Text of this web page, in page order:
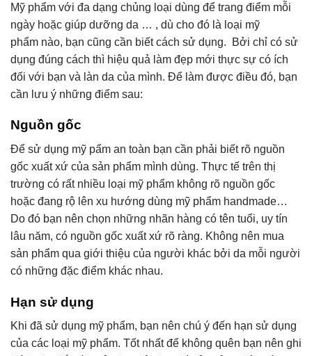
Mỹ phẩm với đa dạng chủng loại dùng để trang điểm mỗi
ngày hoặc giúp dưỡng da … , dù cho đó là loại mỹ
phẩm nào, bạn cũng cần biết cách sử dụng. Bởi chỉ có sử
dụng đúng cách thì hiệu quả làm đẹp mới thực sự có ích
đối với bạn và làn da của mình. Để làm được điều đó, bạn
cần lưu ý những điểm sau:
Nguồn gốc
Để sử dụng mỹ pẩm an toàn bạn cần phải biết rõ nguồn
gốc xuất xứ của sản phẩm mình dùng. Thực tế trên thị
trường có rất nhiều loại mỹ phẩm không rõ nguồn gốc
hoặc đang rộ lên xu hướng dùng mỹ phẩm handmade…
Do đó bạn nên chọn những nhãn hàng có tên tuổi, uy tín
lâu năm, có nguồn gốc xuất xứ rõ ràng. Không nên mua
sản phẩm qua giới thiệu của người khác bởi da mỗi người
có những đặc điểm khác nhau.
Hạn sử dụng
Khi đã sử dụng mỹ phẩm, bạn nên chú ý đến hạn sử dụng
của các loại mỹ phẩm. Tốt nhất để không quên bạn nên ghi